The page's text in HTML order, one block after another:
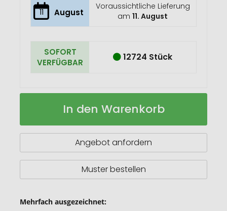
11 August
Voraussichtliche Lieferung
am11. August
SOFORT
VERFÜGBAR
12724 Stück
Tasche
38x10x42
Auf
In den Warenkorb
Angebot anfordern
Muster bestellen
Mehrfach ausgezeichnet: